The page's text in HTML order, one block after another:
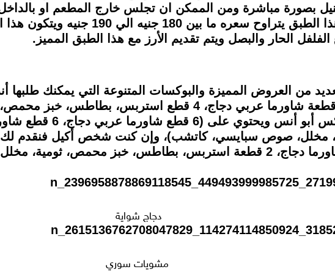
بصورة مباشرة ومن الممكن ان تجلس خارج المطعم او
المطعم هو الكباب الهندي وهذا الطبق
الحار والبصل ويتم تقديم الأرز مع هذا الطبق المميز.
من العروض المميزة والبوكسات المتنوعة التي يمكنك
السعادة التي يتكون من (12 قطعة شاورما عربي دجاج، 4
أما البوكس الثاني
مخلل، صوص سبايسي، كاتشب).
دجاج شواية
مشويات سوري